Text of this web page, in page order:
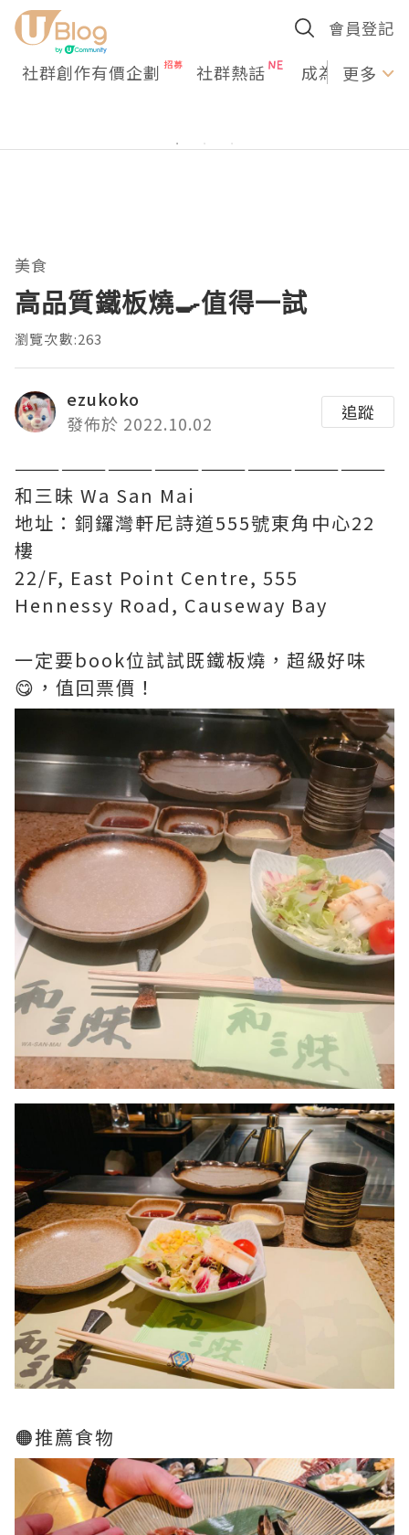
會員登記
社群創作有價企劃 社群熱話 成為U更多
美食
高品質鐵板燒🍳值得一試
瀏覽次數:263
ezukoko
發佈於 2022.10.02
追蹤
————————————————————————
和三昧 Wa San Mai
地址：銅鑼灣軒尼詩道555號東角中心22
樓
22/F, East Point Centre, 555
Hennessy Road, Causeway Bay
一定要book位試試既鐵板燒，超級好味
😋，值回票價！
🟠推薦食物